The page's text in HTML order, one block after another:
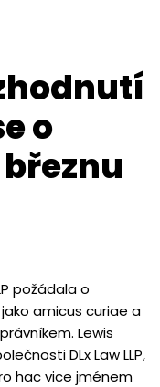
o
požádala o
amicus curiae a
Lewis
DLx Law LLP,
hac vice jménem